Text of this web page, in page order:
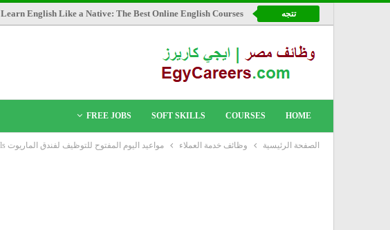
تتجه Learn English Like a Native: The Best Online English Courses
HOME
COURSES
SOFT SKILLS
FREE JOBS
الصفحة الرئيسية وظائف خدمة العملاء مواعيد اليوم المفتوح للتوظيف لفندق الماريوت JW Marriott Hotels الموافق يوم الاثنين 1 مارس 2021